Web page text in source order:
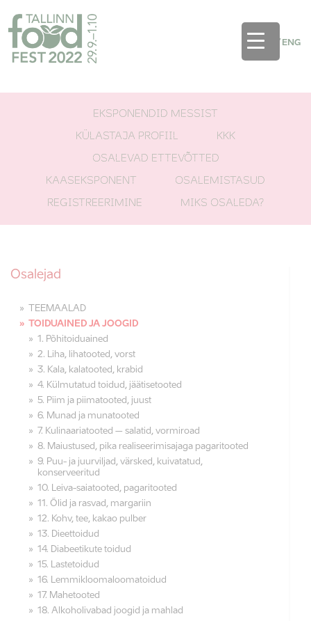
EST / ENG
EKSPONENDID MESSIST
KÜLASTAJA PROFIIL
KKK
OSALEVAD ETTEVÕTTED
KAASEKSPONENT
OSALEMISTASUD
REGISTREERIMINE
MIKS OSALEDA?
Osalejad
TEEMAALAD
TOIDUAINED JA JOOGID
1. Põhitoiduained
2. Liha, lihatooted, vorst
3. Kala, kalatooted, krabid
4. Külmutatud toidud, jäätisetooted
5. Piim ja piimatooted, juust
6. Munad ja munatooted
7. Kulinaariatooted – salatid, vormiroad
8. Maiustused, pika realiseerimisajaga pagaritooted
9. Puu- ja juurviljad, värsked, kuivatatud,
konserveeritud
10. Leiva-saiatooted, pagaritooted
11. Õlid ja rasvad, margariin
12. Kohv, tee, kakao pulber
13. Dieettoidud
14. Diabeetikute toidud
15. Lastetoidud
16. Lemmikloomaloomatoidud
17. Mahetooted
18. Alkoholivabad joogid ja mahlad